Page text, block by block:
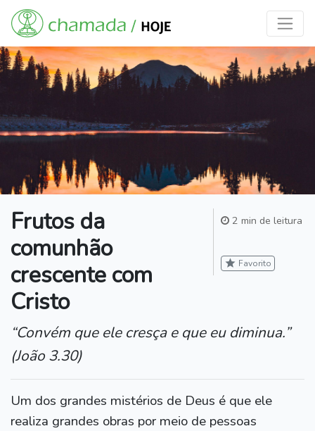
2 min de leitura
star Favorito
Frutos da
comunhão
crescente com
Cristo
“Convém que ele cresça e que eu diminua.”
(João 3.30)
Um dos grandes mistérios de Deus é que ele
realiza grandes obras por meio de pessoas